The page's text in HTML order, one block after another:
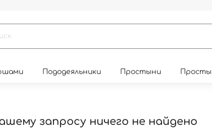
Пододеяльники Простыни
запросу ничего не найдено